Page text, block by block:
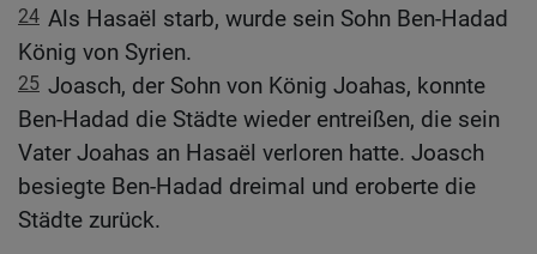
24 Als Hasaël starb, wurde sein Sohn Ben-Hadad
König von Syrien.
25 Joasch, der Sohn von König Joahas, konnte
Ben-Hadad die Städte wieder entreißen, die sein
Vater Joahas an Hasaël verloren hatte. Joasch
besiegte Ben-Hadad dreimal und eroberte die
Städte zurück.